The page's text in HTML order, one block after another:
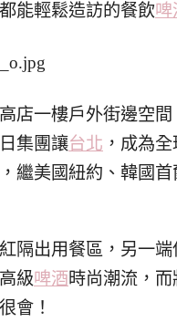
能輕鬆造訪的餐飲啤
店一樓戶外街邊空間
集團讓台北 ，成為
繼美國紐約、韓國
隔出用餐區，另一
級啤酒時尚潮流，而
會！